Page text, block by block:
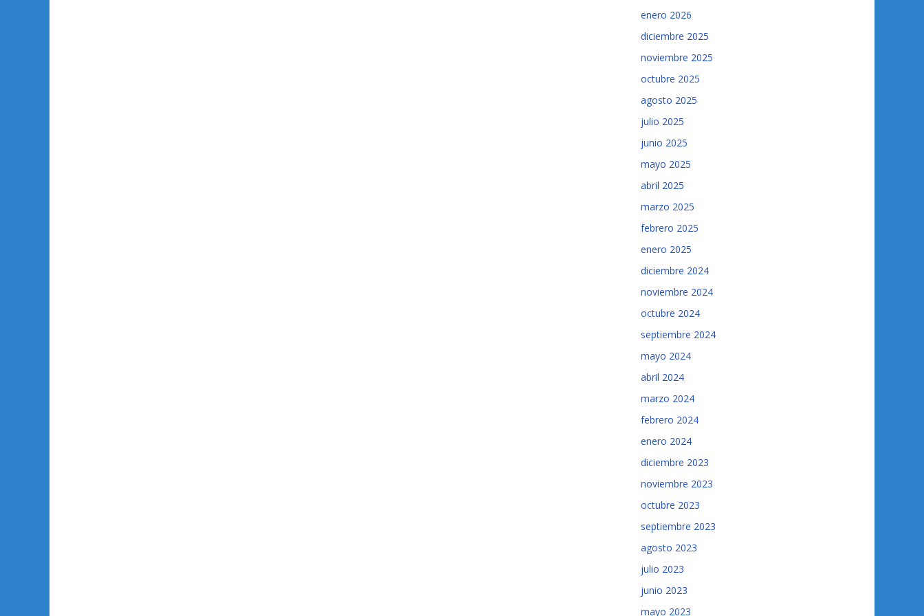
enero 2026
diciembre 2025
noviembre 2025
octubre 2025
agosto 2025
julio 2025
junio 2025
mayo 2025
abril 2025
marzo 2025
febrero 2025
enero 2025
diciembre 2024
noviembre 2024
octubre 2024
septiembre 2024
mayo 2024
abril 2024
marzo 2024
febrero 2024
enero 2024
diciembre 2023
noviembre 2023
octubre 2023
septiembre 2023
agosto 2023
julio 2023
junio 2023
mayo 2023